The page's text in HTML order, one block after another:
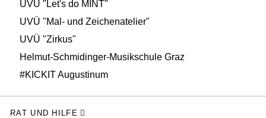
UVÜ "Let's do MINT"
UVÜ "Mal- und Zeichenatelier"
UVÜ "Zirkus"
Helmut-Schmidinger-Musikschule Graz
#KICKIT Augustinum
RAT UND HILFE